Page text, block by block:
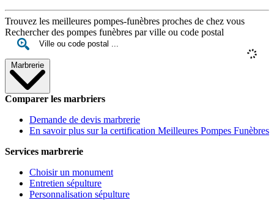
Trouvez les meilleures pompes-funèbres proches de chez vous
Rechercher des pompes funèbres par ville ou code postal
Marbrerie
Comparer les marbriers
Demande de devis marbrerie
En savoir plus sur la certification Meilleures Pompes Funèbres
Services marbrerie
Choisir un monument
Entretien sépulture
Personnalisation sépulture